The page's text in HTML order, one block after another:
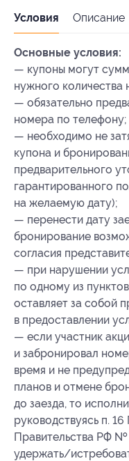
Условия Описание
Основные условия:
— купоны могут
нужного
— обязательно
номера по телефону;
— необходимо не
купона и
предварительного
гарантированного
на желаемую дату);
— перенести дату
бронирование
согласия
— при нарушении
по одному из
оставляет за собой
в предоставлении
— если участник
и забронировал
время и не
планов и отмене
до заезда, то
руководствуясь п.
Правительства РФ №
удержать/